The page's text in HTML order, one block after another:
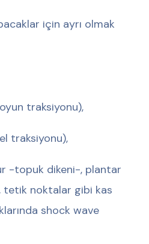
için ayrı olmak
traksiyonu),
traksiyonu),
-topuk dikeni-, plantar
tetik noktalar gibi kas
shock wave